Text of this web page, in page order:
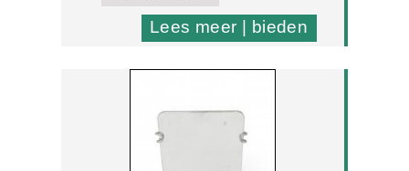
Lees meer | bieden